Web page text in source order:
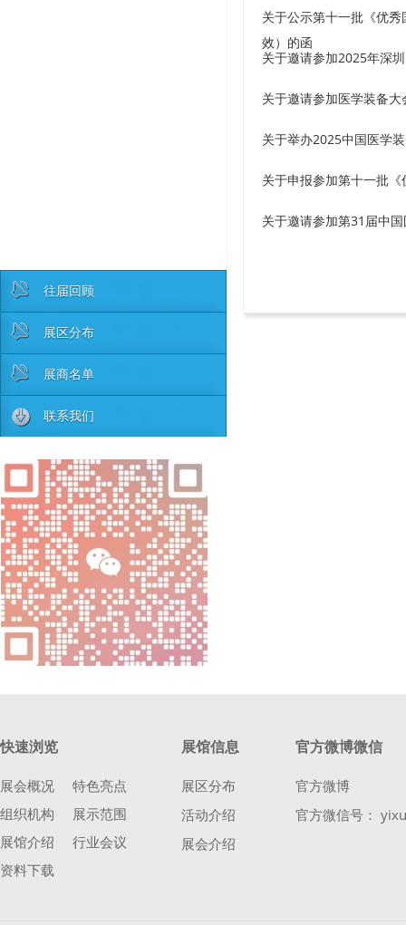
往届回顾
展区分布
展商名单
联系我们
关于公示第十一批《优
效）的函
关于邀请参加2025年深
关于邀请参加医学装备
关于举办2025中国医学
关于申报参加第十一批
关于邀请参加第31届中
快速浏览
展会概况
特色亮点
组织机构
展示范围
展馆介绍
行业会议
资料下载
展馆信息
展区分布
活动介绍
展会介绍
官方微博微信
官方微博
官方微信号：